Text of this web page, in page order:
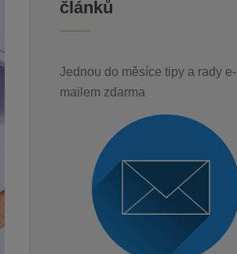
článků
Jednou do měsíce tipy a rady e-
mailem zdarma